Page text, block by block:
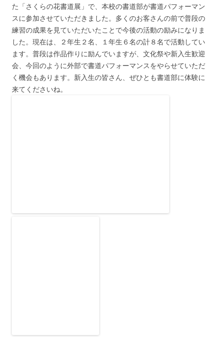
た「さくらの花書道展」で、本校の書道部が書道パフォーマン
スに参加させていただきました。多くのお客さんの前で普段の
練習の成果を見ていただいたことで今後の活動の励みになりま
した。現在は、２年生２名、１年生６名の計８名で活動してい
ます。普段は作品作りに励んでいますが、文化祭や新入生歓迎
会、今回のように外部で書道パフォーマンスをやらせていただ
く機会もあります。新入生の皆さん、ぜひとも書道部に体験に
来てくださいね。